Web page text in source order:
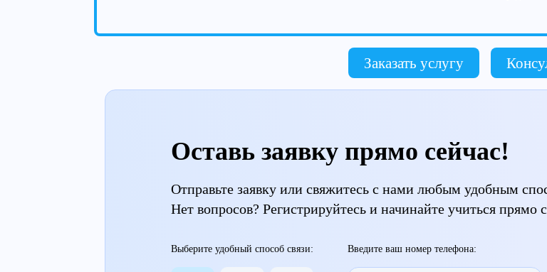
Заказать услугу
Оставь заявку прямо сейчас!
Отправьте заявку или свяжитесь с нами любым удобным
Нет вопросов? Регистрируйтесь и начинайте учиться прямо
Выберите удобный способ связи: Введите ваш номер телефона: